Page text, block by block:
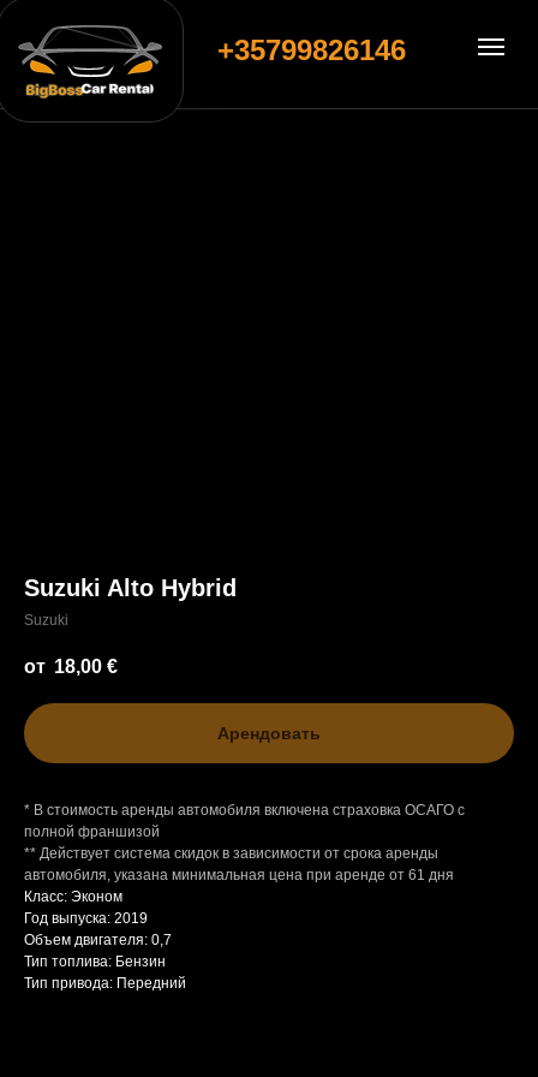
+35799826146
Suzuki Alto Hybrid
Suzuki
18,00 €
Арендовать
* В стоимость аренды автомобиля включена страховка ОСАГО с
полной франшизой
** Действует система скидок в зависимости от срока аренды
автомобиля, указана минимальная цена при аренде от 61 дня
Класс: Эконом
Год выпуска: 2019
Объем двигателя: 0,7
Тип топлива: Бензин
Тип привода: Передний
Модельный ряд
Как забронировать
Оплата
bigbosscarental@gmail.com
FAQ
Контакты